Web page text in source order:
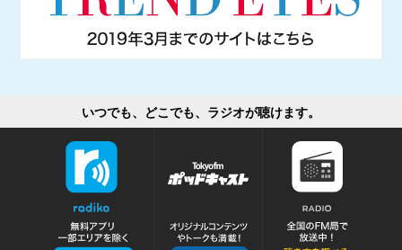
いつでも、どこでも、ラジオが聴けます。